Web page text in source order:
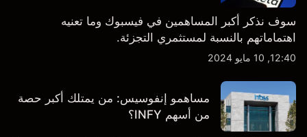
سوف نذكر أكبر المساهمين في فيسبوك وما تعنيه
اهتماماتهم بالنسبة لمستثمري التجزئة.
12:40, 10 مايو 2024
مساهمو إنفوسيس: من يمتلك أكبر حصة
من أسهم INFY؟